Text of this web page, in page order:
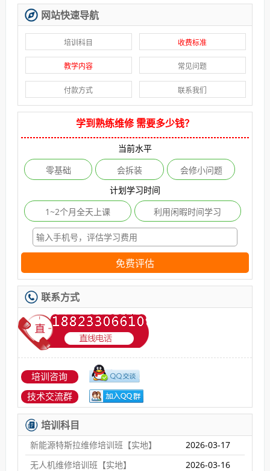
网站快速导航
培训科目 收费标准
教学内容 常见问题
付款方式 联系我们
学到熟练维修 需要多少钱？
当前水平
零基础
会拆装
会修小问题
计划学习时间
1~2个月全天上课
利用闲暇时间学习
免费评估
联系方式
培训咨询
技术交流群
培训科目
新能源特斯拉维修培训班【实地】
2026-03-17
无人机维修培训班【实地】
2026-03-16